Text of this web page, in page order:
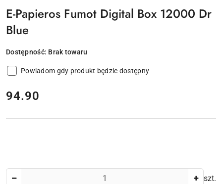
E-Papieros Fumot Digital Box 12000 Dr
Blue
Dostępność: Brak towaru
Powiadom gdy produkt będzie dostępny
cena:
94.90
szt.